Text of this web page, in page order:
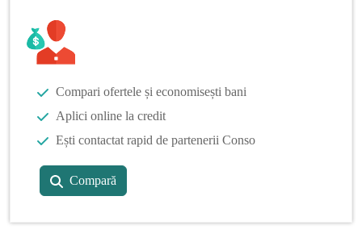
Compari ofertele și economisești bani
Aplici online la credit
Ești contactat rapid de partenerii Conso
Compară